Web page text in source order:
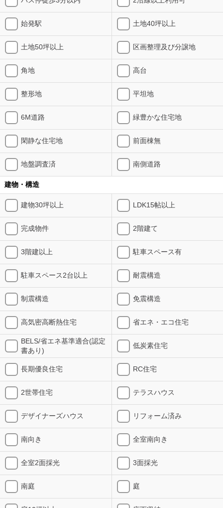
始発駅 土地40坪以上
土地50坪以上 区画整理及び分譲地
角地 高台
整形地 平坦地
6M道路 緑豊かな住宅地
閑静な住宅地 前面棟無
地盤調査済 南側道路
建物・構造
建物30坪以上 LDK15帖以上
完成物件 2階建て
3階建以上 駐車スペース有
駐車スペース2台以上 耐震構造
制震構造 免震構造
高気密高断熱住宅 省エネ・エコ住宅
BELS/省エネ基準適合(認定
書あり)
低炭素住宅
長期優良住宅 RC住宅
2世帯住宅 テラスハウス
デザイナーズハウス リフォーム済み
南向き 全室南向き
全室2面採光 3面採光
南庭 庭